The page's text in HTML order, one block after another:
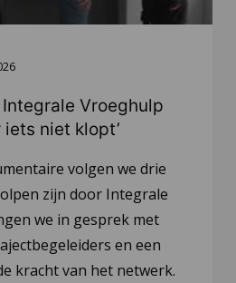
Vroeghulp
iets niet klopt’
volgen we drie
zijn door Integrale
we in gesprek met
en een
kracht van het netwerk.